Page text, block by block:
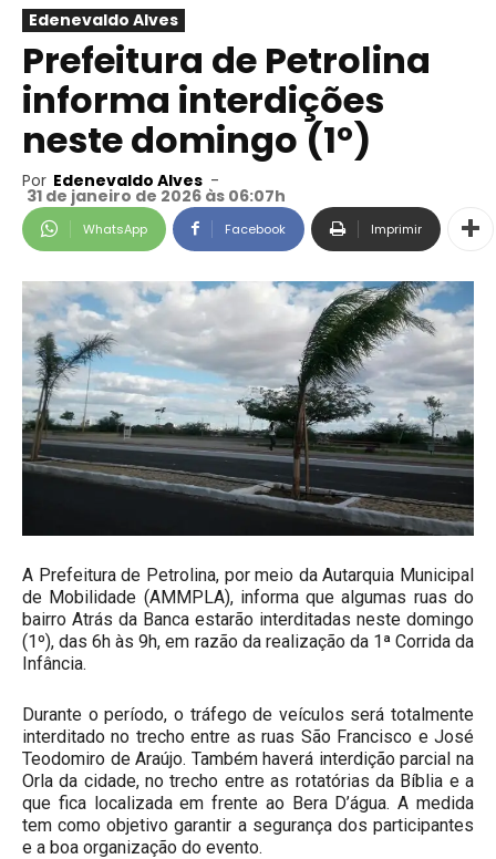
Edenevaldo Alves
Prefeitura de Petrolina
informa interdições
neste domingo (1º)
Por Edenevaldo Alves -
31 de janeiro de 2026 às 06:07h
WhatsApp Facebook Imprimir
A Prefeitura de Petrolina, por meio da Autarquia Municipal
de Mobilidade (AMMPLA), informa que algumas ruas do
bairro Atrás da Banca estarão interditadas neste domingo
(1º), das 6h às 9h, em razão da realização da 1ª Corrida da
Infância.
Durante o período, o tráfego de veículos será totalmente
interditado no trecho entre as ruas São Francisco e José
Teodomiro de Araújo. Também haverá interdição parcial na
Orla da cidade, no trecho entre as rotatórias da Bíblia e a
que fica localizada em frente ao Bera D’água. A medida
tem como objetivo garantir a segurança dos participantes
e a boa organização do evento.